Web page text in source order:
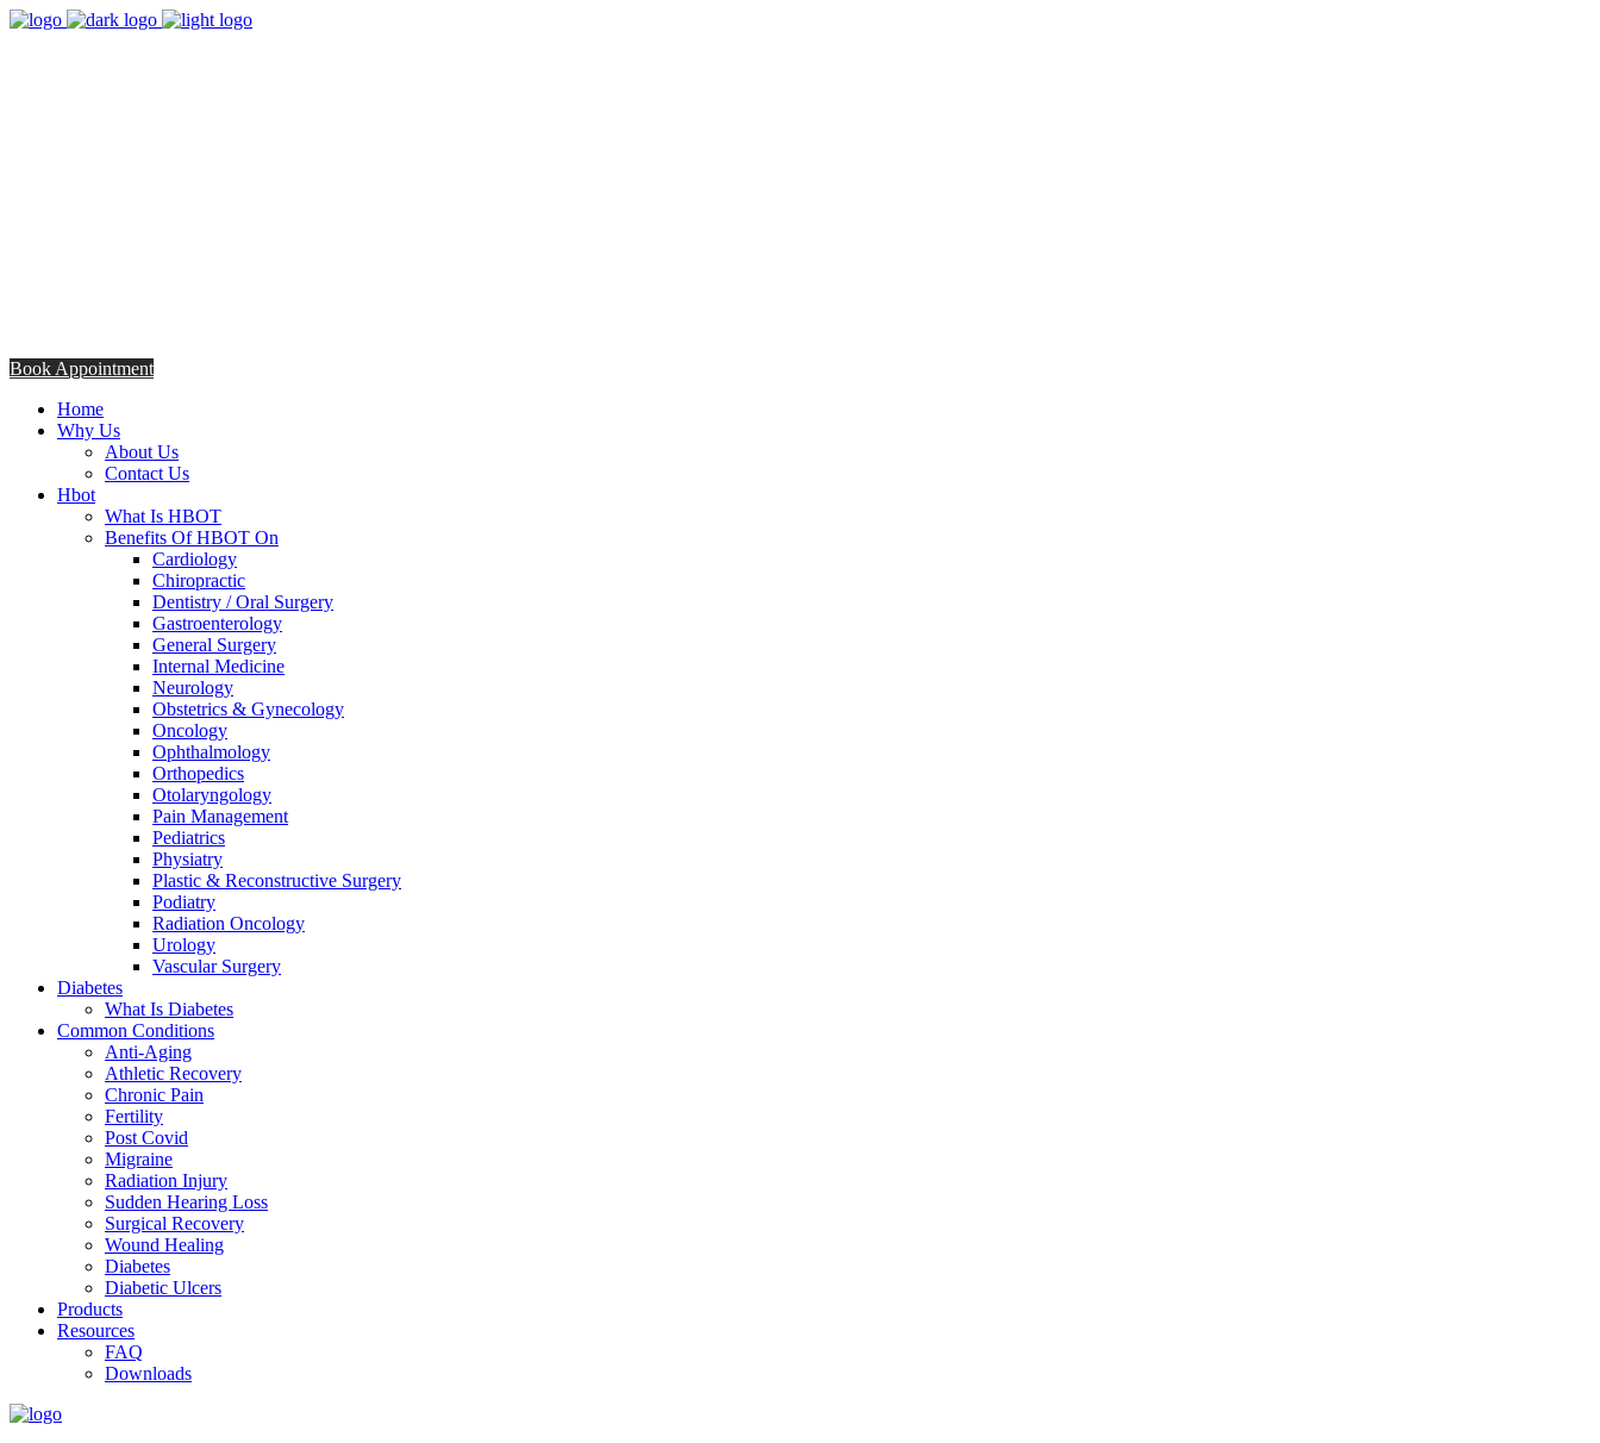
Book Appointment
Home
Why Us
About Us
Contact Us
Hbot
What Is HBOT
Benefits Of HBOT On
Cardiology
Chiropractic
Dentistry / Oral Surgery
Gastroenterology
General Surgery
Internal Medicine
Neurology
Obstetrics & Gynecology
Oncology
Ophthalmology
Orthopedics
Otolaryngology
Pain Management
Pediatrics
Physiatry
Plastic & Reconstructive Surgery
Podiatry
Radiation Oncology
Urology
Vascular Surgery
Diabetes
What Is Diabetes
Common Conditions
Anti-Aging
Athletic Recovery
Chronic Pain
Fertility
Post Covid
Migraine
Radiation Injury
Sudden Hearing Loss
Surgical Recovery
Wound Healing
Diabetes
Diabetic Ulcers
Products
Resources
FAQ
Downloads